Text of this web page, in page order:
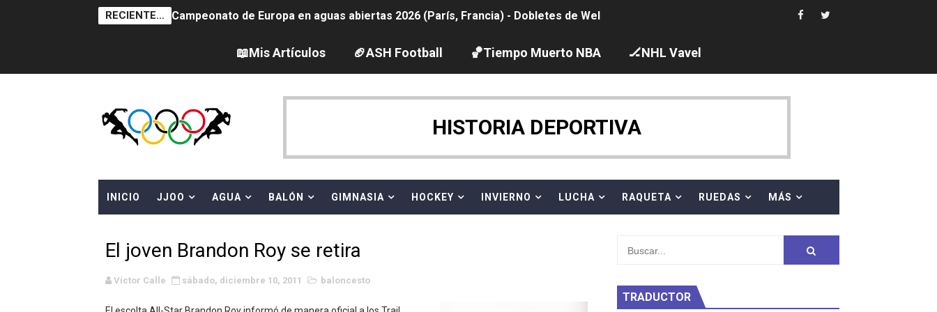
RECIENTE... Campeonato de Europa en aguas abiertas 2026 (París, Francia) - Dobletes de Wellbrock y Taddeucci. Ángela Martínez 5ª en 10km
Campeonato de Europa de pentatlón moderno 2026 (Estambul, Turquía)
Campeonato de Europa de natación artística 2026 (París, Francia) - España domina junto al equipo neutral ruso, llevándose 8 medallas, seis para
AEW - Adam Page con Brodido desbancan una semana después a The Demand por tríos en el Grand Slam Mexico
Canadá Open 2026
Canadian Elite Basketball League 2026 - Playoffs
📖Mis Artículos 🏈ASH Football 🏀Tiempo Muerto NBA 🏒NHL Vavel
HISTORIA DEPORTIVA
INICIO JJOO AGUA BALÓN GIMNASIA HOCKEY INVIERNO LUCHA RAQUETA RUEDAS MÁS
El joven Brandon Roy se retira
Víctor Calle sábado, diciembre 10, 2011 baloncesto
TRADUCTOR